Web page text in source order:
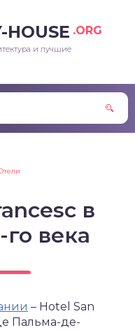
HOUSE .ORG
и лучшие
в
го века
– Hotel San
Пальма-де-